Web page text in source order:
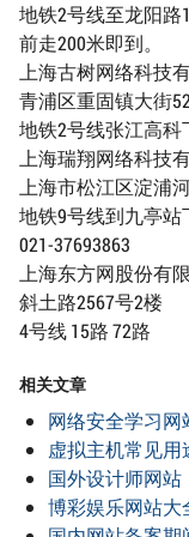
地铁2号线至龙阳
前走200米即到。
上海古树网络科技
青浦区重固镇大街
地铁2号线张江高
上海瑞翔网络科技
上海市松江区淀浦
地铁9号线到九亭站
021-37693863
上海东方网股份有
斜土路2567号2楼
4号线 15路 72路
相关文章
网络安全学习网
虚拟主机常见用
国外设计师网站
博彩娱乐网站大